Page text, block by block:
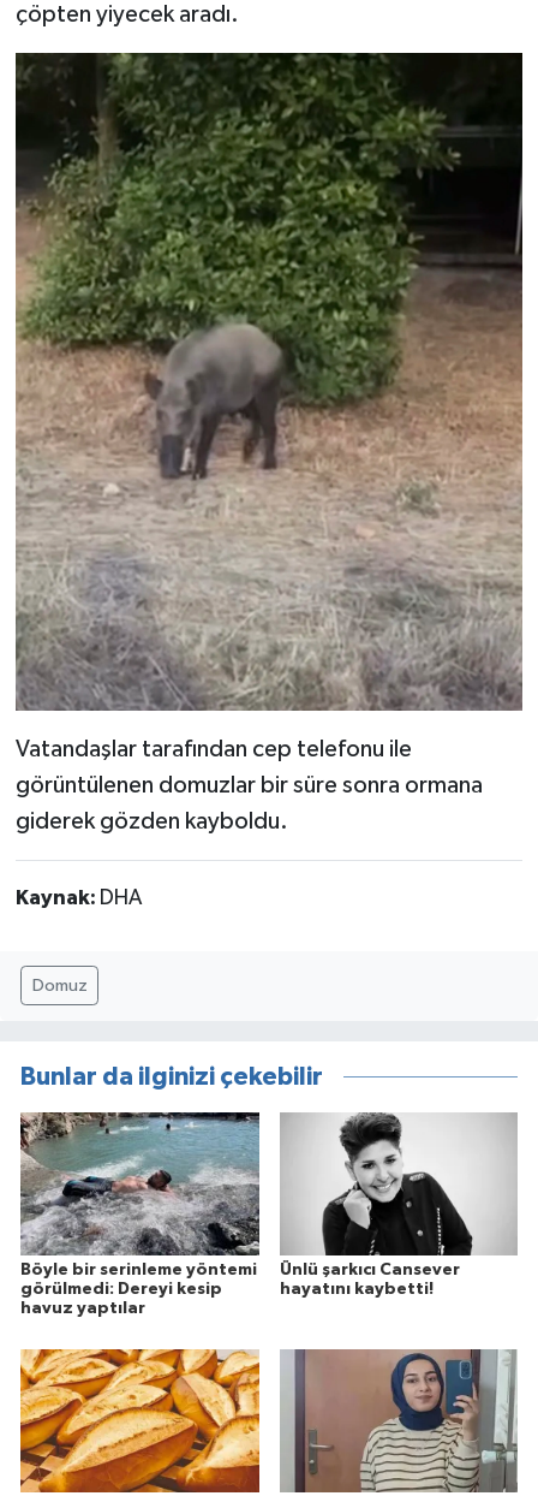
çöpten yiyecek aradı.
Vatandaşlar tarafından cep telefonu ile
görüntülenen domuzlar bir süre sonra ormana
giderek gözden kayboldu.
Kaynak: DHA
Domuz
Bunlar da ilginizi çekebilir
Böyle bir serinleme yöntemi
görülmedi: Dereyi kesip
havuz yaptılar
Ünlü şarkıcı Cansever
hayatını kaybetti!